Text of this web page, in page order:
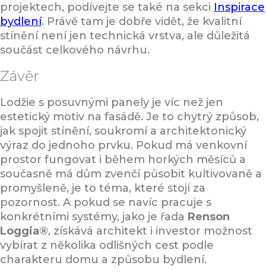
projektech, podívejte se také na sekci Inspirace
bydlení. Právě tam je dobře vidět, že kvalitní
stínění není jen technická vrstva, ale důležitá
součást celkového návrhu.
Závěr
Lodžie s posuvnými panely je víc než jen
estetický motiv na fasádě. Je to chytrý způsob,
jak spojit stínění, soukromí a architektonický
výraz do jednoho prvku. Pokud má venkovní
prostor fungovat i během horkých měsíců a
současně má dům zvenčí působit kultivovaně a
promyšleně, je to téma, které stojí za
pozornost. A pokud se navíc pracuje s
konkrétními systémy, jako je řada Renson
Loggia®, získává architekt i investor možnost
vybírat z několika odlišných cest podle
charakteru domu a způsobu bydlení.